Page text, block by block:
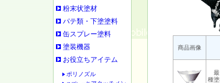
粉末状塗材
パテ類・下塗塗料
缶スプレー塗料
塗装機器
お役立ちアイテム
ポリノズル
商品画像
最
種